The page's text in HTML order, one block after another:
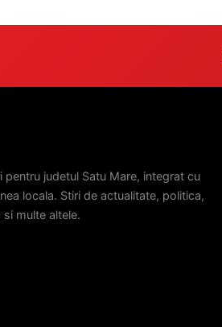
pentru judetul Satu Mare, integrat cu
locala. Stiri de actualitate, politica,
multe altele.